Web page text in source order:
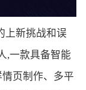
上新挑战和误
,一款具备智能
页制作、多平